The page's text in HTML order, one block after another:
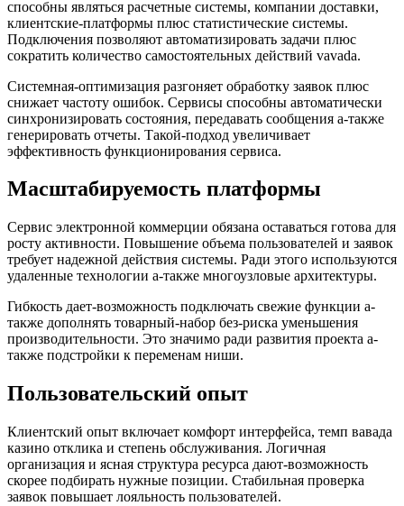
способны являться расчетные системы, компании доставки,
клиентские-платформы плюс статистические системы.
Подключения позволяют автоматизировать задачи плюс
сократить количество самостоятельных действий vavada.
Системная-оптимизация разгоняет обработку заявок плюс
снижает частоту ошибок. Сервисы способны автоматически
синхронизировать состояния, передавать сообщения а-также
генерировать отчеты. Такой-подход увеличивает
эффективность функционирования сервиса.
Масштабируемость платформы
Сервис электронной коммерции обязана оставаться готова для
росту активности. Повышение объема пользователей и заявок
требует надежной действия системы. Ради этого используются
удаленные технологии а-также многоузловые архитектуры.
Гибкость дает-возможность подключать свежие функции а-
также дополнять товарный-набор без-риска уменьшения
производительности. Это значимо ради развития проекта а-
также подстройки к переменам ниши.
Пользовательский опыт
Клиентский опыт включает комфорт интерфейса, темп вавада
казино отклика и степень обслуживания. Логичная
организация и ясная структура ресурса дают-возможность
скорее подбирать нужные позиции. Стабильная проверка
заявок повышает лояльность пользователей.